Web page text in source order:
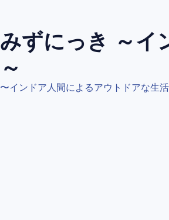
みずにっき ～イ
～
〜インドア人間によるアウトドアな生